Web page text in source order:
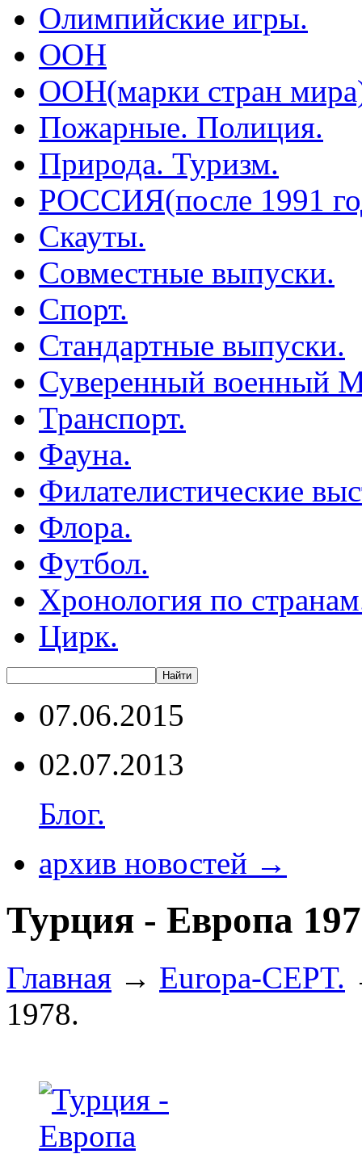
Олимпийские игры.
ООН
ООН(марки стран
Пожарные. Полиция.
Природа. Туризм.
РОССИЯ(после 1991
Скауты.
Совместные выпуски.
Спорт.
Стандартные выпуски.
Суверенный военный
Транспорт.
Фауна.
Филателистические
Флора.
Футбол.
Хронология по
Цирк.
07.06.2015
02.07.2013
Блог.
архив новостей →
Турция - Европа
Главная → Europa-CEPT.
1978.